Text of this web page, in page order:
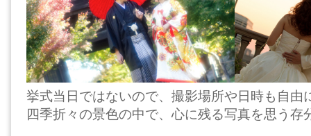
挙式当日ではないので、撮影場所や日時も自由
四季折々の景色の中で、心に残る写真を思う存